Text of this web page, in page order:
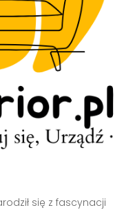
się z fascynacji